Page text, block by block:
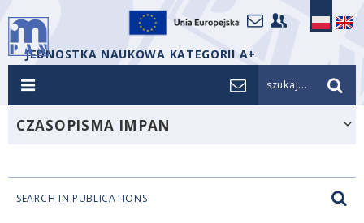
JEDNOSTKA NAUKOWA KATEGORII A+
szukaj...
CZASOPISMA IMPAN
SEARCH IN PUBLICATIONS